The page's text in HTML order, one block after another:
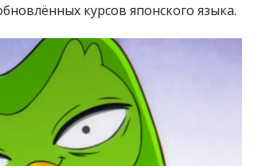
курсов японского языка.